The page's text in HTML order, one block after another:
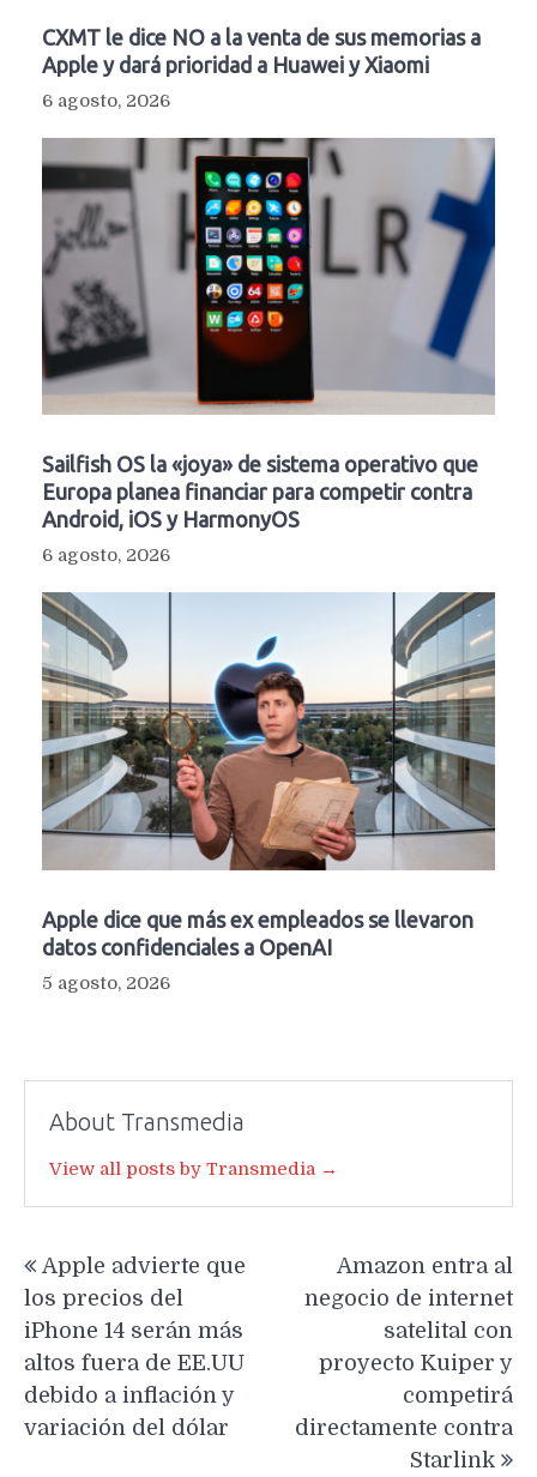
CXMT le dice NO a la venta de sus memorias a
Apple y dará prioridad a Huawei y Xiaomi
6 agosto, 2026
Sailfish OS la «joya» de sistema operativo que
Europa planea financiar para competir contra
Android, iOS y HarmonyOS
6 agosto, 2026
Apple dice que más ex empleados se llevaron
datos confidenciales a OpenAI
5 agosto, 2026
About Transmedia
View all posts by Transmedia →
de
entradas
Apple advierte que
los precios del
iPhone 14 serán más
altos fuera de EE.UU
debido a inflación y
variación del dólar
Amazon entra al
negocio de internet
satelital con
proyecto Kuiper y
competirá
directamente contra
Starlink